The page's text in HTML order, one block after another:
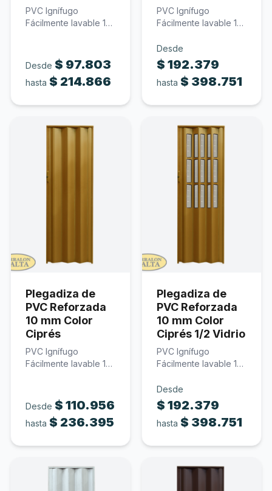
PVC Ignífugo
Fácilmente lavable 10
Desde $ 97.803
hasta $ 214.866
PVC Ignífugo
Fácilmente lavable 10
Policarbonato
traslúcido…
Desde
$ 192.379
hasta $ 398.751
Plegadiza de
PVC Reforzada
10 mm Color
Ciprés
PVC Ignífugo
Fácilmente lavable 10
Desde $ 110.956
hasta $ 236.395
Plegadiza de
PVC Reforzada
10 mm Color
Ciprés 1/2 Vidrio
PVC Ignífugo
Fácilmente lavable 10
Policarbonato
traslúcido…
Desde
$ 192.379
hasta $ 398.751